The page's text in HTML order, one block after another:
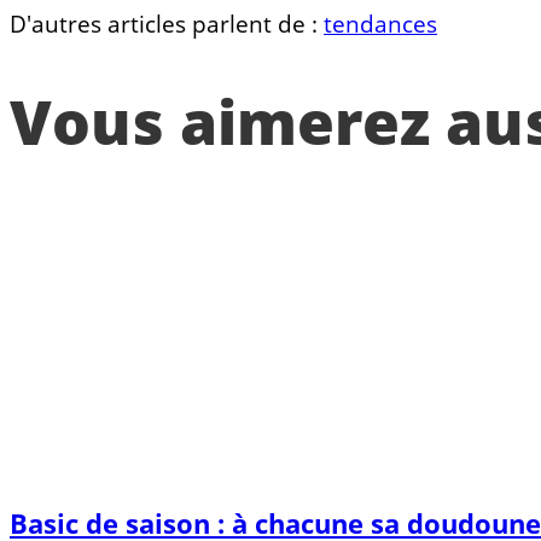
D'autres articles parlent de : tendances
Vous aimerez
Basic de saison : à chacune sa